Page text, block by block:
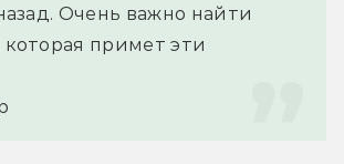
Очень важно найти
примет эти